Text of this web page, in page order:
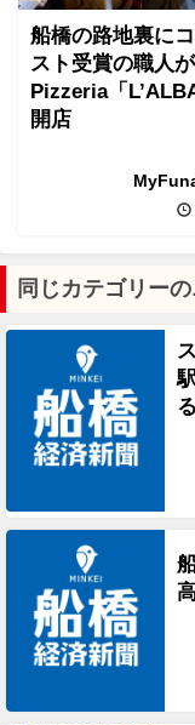
船橋の路地裏に
スト受賞の職人が
Pizzeria「
開店
同じカテゴリー